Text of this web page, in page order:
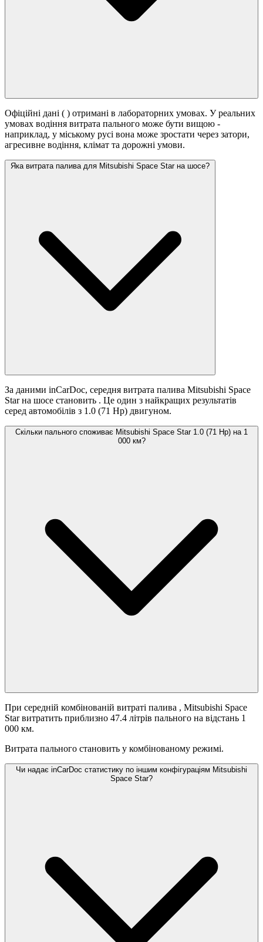
Офіційні дані ( ) отримані в лабораторних умовах. У реальних
умовах водіння витрата пального може бути вищою -
наприклад, у міському русі вона може зростати через затори,
агресивне водіння, клімат та дорожні умови.
Яка витрата палива для Mitsubishi Space Star на шосе?
За даними inCarDoc, середня витрата палива Mitsubishi Space
Star на шосе становить . Це один з найкращих результатів
серед автомобілів з 1.0 (71 Hp) двигуном.
Скільки пального споживає Mitsubishi Space Star 1.0 (71 Hp) на 1
000 км?
При середній комбінованій витраті палива , Mitsubishi Space
Star витратить приблизно 47.4 літрів пального на відстань 1
000 км.
Витрата пального становить у комбінованому режимі.
Чи надає inCarDoc статистику по іншим конфігураціям Mitsubishi
Space Star?